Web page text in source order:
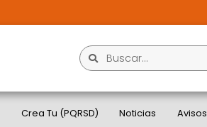
Crea Tu (PQRSD) Noticias Avisos